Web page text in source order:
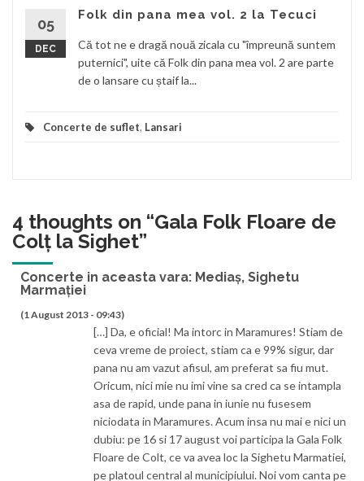
05
DEC
Folk din pana mea vol. 2 la Tecuci
Că tot ne e dragă nouă zicala cu "împreună suntem
puternici", uite că Folk din pana mea vol. 2 are parte
de o lansare cu ștaif la...
Concerte de suflet, Lansari
4 thoughts on “Gala Folk Floare de
Colț la Sighet”
Concerte in aceasta vara: Mediaș, Sighetu
Marmației
(1 August 2013 - 09:43)
[…] Da, e oficial! Ma intorc in Maramures! Stiam de
ceva vreme de proiect, stiam ca e 99% sigur, dar
pana nu am vazut afisul, am preferat sa fiu mut.
Oricum, nici mie nu imi vine sa cred ca se intampla
asa de rapid, unde pana in iunie nu fusesem
niciodata in Maramures. Acum insa nu mai e nici un
dubiu: pe 16 si 17 august voi participa la Gala Folk
Floare de Colt, ce va avea loc la Sighetu Marmatiei,
pe platoul central al municipiului. Noi vom canta pe